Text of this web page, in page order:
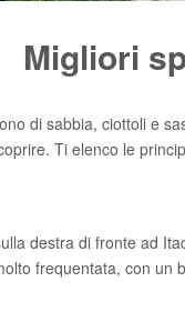
Migliori
di sabbia, ciottoli e
Ti elenco le
destra di fronte ad
frequentata, con un